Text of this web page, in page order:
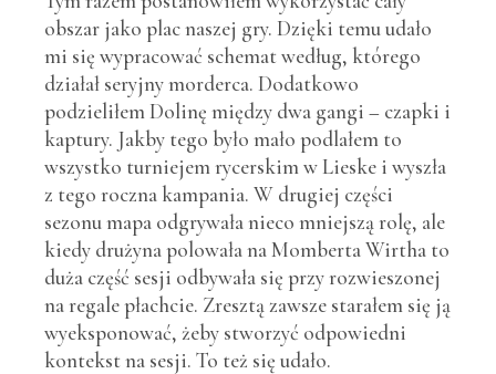
obszar jako plac naszej gry. Dzięki temu udało
mi się wypracować schemat według, którego
działał seryjny morderca. Dodatkowo
podzieliłem Dolinę między dwa gangi – czapki i
kaptury. Jakby tego było mało podlałem to
wszystko turniejem rycerskim w Lieske i wyszła
z tego roczna kampania. W drugiej części
sezonu mapa odgrywała nieco mniejszą rolę, ale
kiedy drużyna polowała na Momberta Wirtha to
duża część sesji odbywała się przy rozwieszonej
na regale płachcie. Zresztą zawsze starałem się ją
wyeksponować, żeby stworzyć odpowiedni
kontekst na sesji. To też się udało.